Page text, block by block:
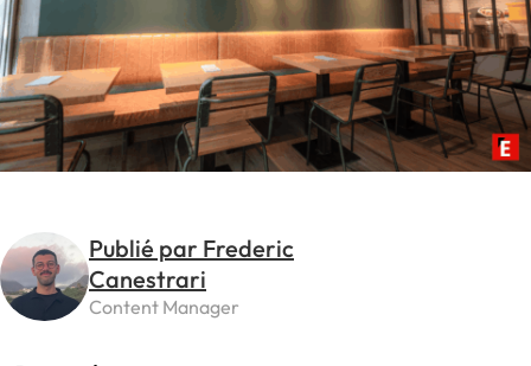
Publié par Frederic
Canestrari
Content Manager